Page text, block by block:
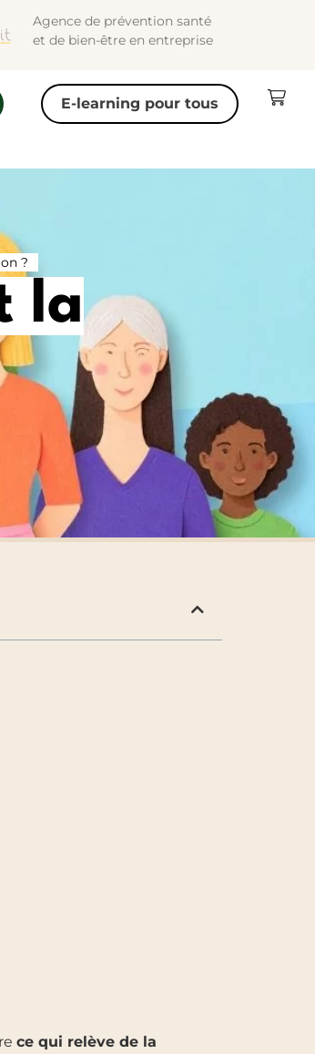
Agence de prévention santé
et de bien-être en entreprise
E-learning pour tous
?
la
ce qui relève de la